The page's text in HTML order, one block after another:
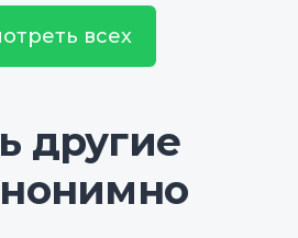
всех
другие